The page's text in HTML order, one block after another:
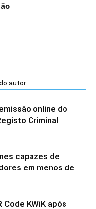
autor
online do
Criminal
capazes de
em menos de
Code KWiK após